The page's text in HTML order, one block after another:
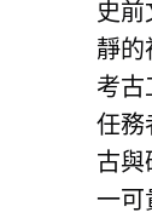
史
靜的
考
任務
古
一可